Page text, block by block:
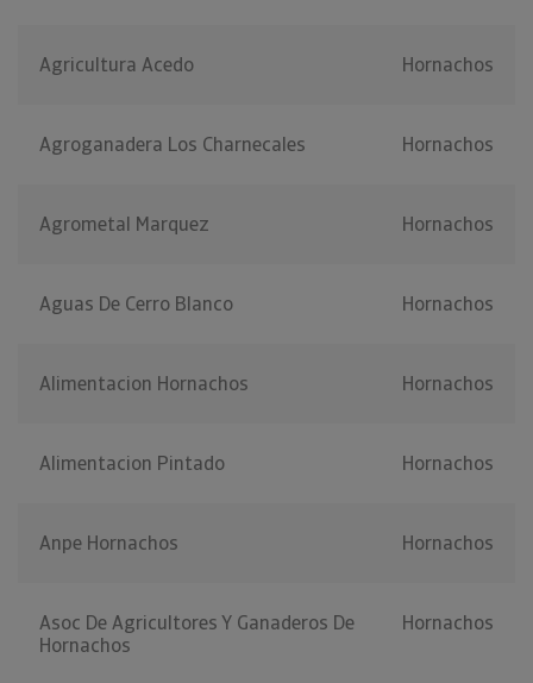
Agricultura Acedo Hornachos
Agroganadera Los Charnecales Hornachos
Agrometal Marquez Hornachos
Aguas De Cerro Blanco Hornachos
Alimentacion Hornachos Hornachos
Alimentacion Pintado Hornachos
Anpe Hornachos Hornachos
Asoc De Agricultores Y Ganaderos De
Hornachos
Hornachos